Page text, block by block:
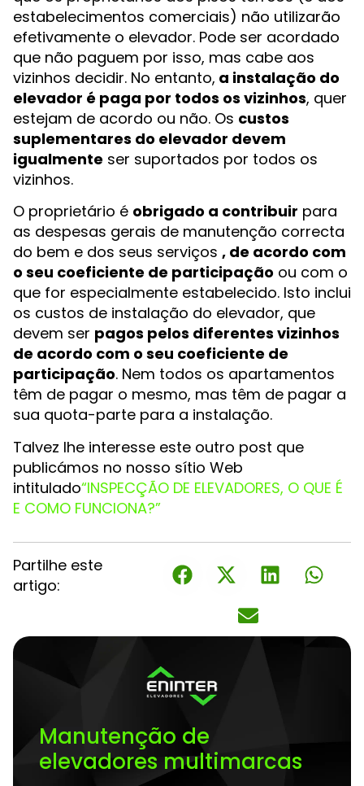
estabelecimentos comerciais) não utilizarão
efetivamente o elevador. Pode ser acordado
que não paguem por isso, mas cabe aos
vizinhos decidir. No entanto, a instalação do
elevador é paga por todos os vizinhos, quer
estejam de acordo ou não. Os custos
suplementares do elevador devem
igualmente ser suportados por todos os
vizinhos.
O proprietário é obrigado a contribuir para
as despesas gerais de manutenção correcta
do bem e dos seus serviços , de acordo com
o seu coeficiente de participação ou com o
que for especialmente estabelecido. Isto inclui
os custos de instalação do elevador, que
devem ser pagos pelos diferentes vizinhos
de acordo com o seu coeficiente de
participação. Nem todos os apartamentos
têm de pagar o mesmo, mas têm de pagar a
sua quota-parte para a instalação.
Talvez lhe interesse este outro post que
publicámos no nosso sítio Web
intitulado“INSPECÇÃO DE ELEVADORES, O QUE É
E COMO FUNCIONA?”
Partilhe este
artigo:
Manutenção de
elevadores multimarcas